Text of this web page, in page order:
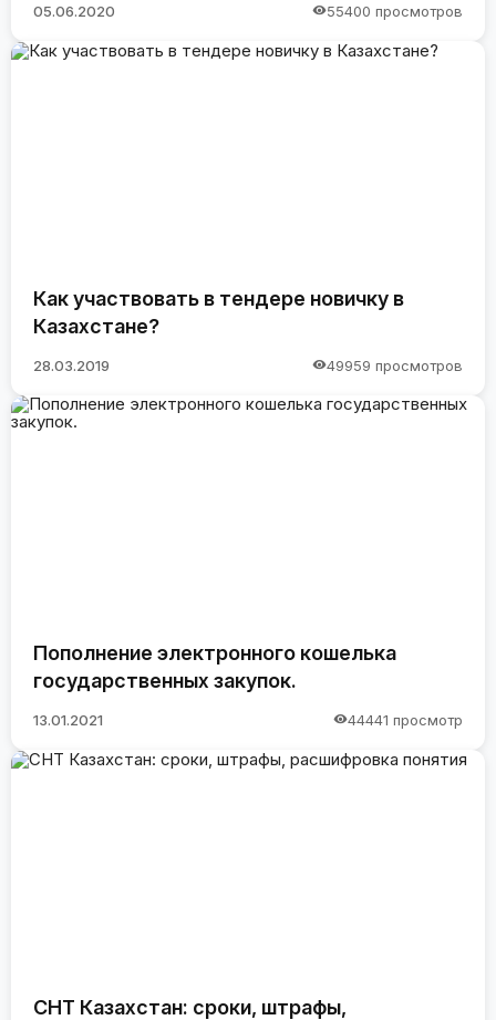
05.06.2020 55400 просмотров
Как участвовать в тендере новичку в
Казахстане?
28.03.2019 49959 просмотров
Пополнение электронного кошелька
государственных закупок.
13.01.2021 44441 просмотр
СНТ Казахстан: сроки, штрафы,